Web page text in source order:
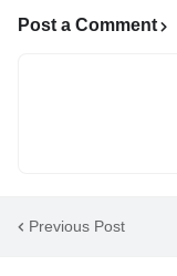
Post a Comment
Previous Post